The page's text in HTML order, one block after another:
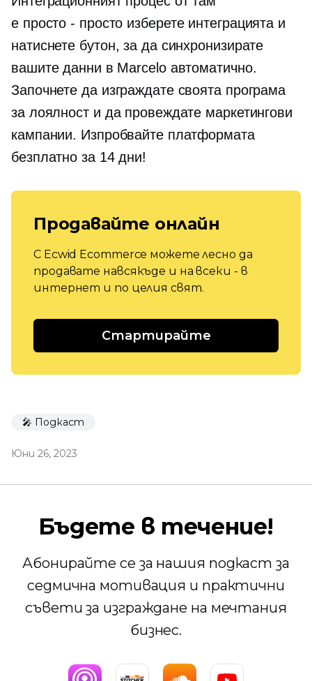
е просто - просто изберете интеграцията и
натиснете бутон, за да синхронизирате
вашите данни в Marcelo автоматично.
Започнете да изграждате своята програма
за лоялност и да провеждате маркетингови
кампании. Изпробвайте платформата
безплатно за 14 дни!
Продавайте онлайн
С Ecwid Ecommerce можете лесно да
продавате навсякъде и на всеки - в
интернет и по целия свят.
Стартирайте
🎤 Подкаст
Юни 26, 2023
Бъдете в течение!
Абонирайте се за нашия подкаст за
седмична мотивация и практични
съвети за изграждане на мечтания
бизнес.